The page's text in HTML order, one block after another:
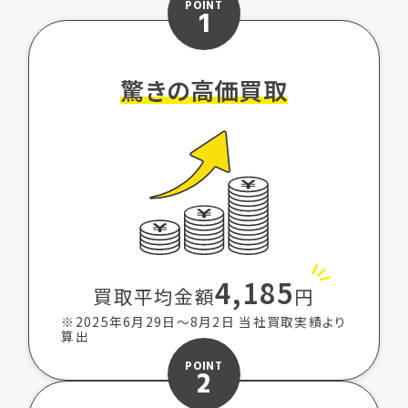
POINT
1
驚きの高価買取
買取平均金額4,185円
※2025年6月29日〜8月2日 当社買取実績より
算出
POINT
2